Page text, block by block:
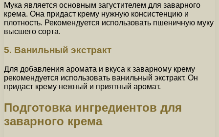
Мука является основным загустителем для заварного
крема. Она придаст крему нужную консистенцию и
плотность. Рекомендуется использовать пшеничную муку
высшего сорта.
5. Ванильный экстракт
Для добавления аромата и вкуса к заварному крему
рекомендуется использовать ванильный экстракт. Он
придаст крему нежный и приятный аромат.
Подготовка ингредиентов для
заварного крема